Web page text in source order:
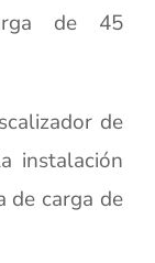
de 45
de
instalación
de carga de